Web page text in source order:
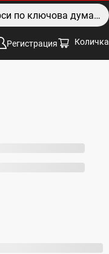
Регистрация Количка